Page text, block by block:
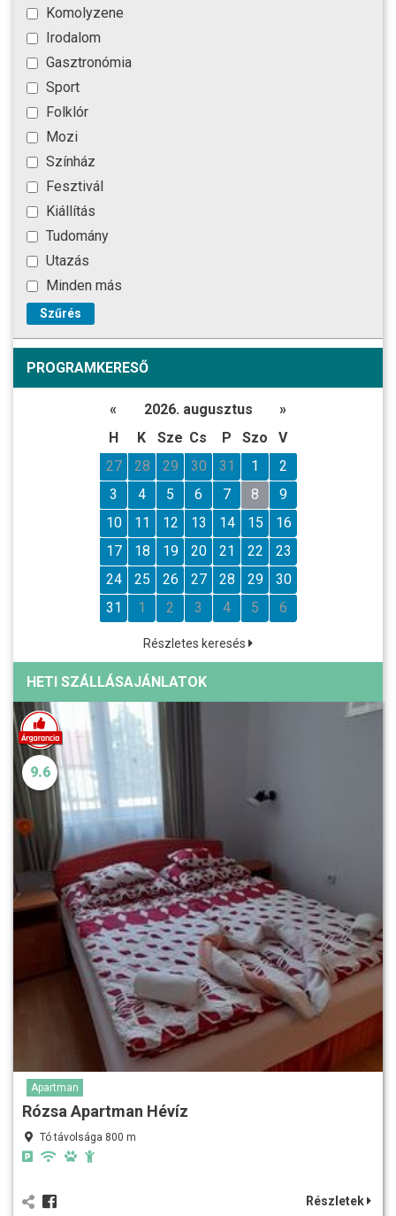
Komolyzene
Irodalom
Gasztronómia
Sport
Folklór
Mozi
Színház
Fesztivál
Kiállítás
Tudomány
Utazás
Minden más
Szűrés
PROGRAMKERESŐ
« 2026. augusztus
»
H
K Sze Cs P Szo
V
27
28 29 30 31 1
2
3
4 5 6 7 8
9
10
11 12 13 14 15
16
17
18 19 20 21 22
23
24
25 26 27 28 29
30
31
1 2 3 4 5 6
Részletes keresés
HETI SZÁLLÁSAJÁNLATOK
9.6
Apartman
Rózsa Apartman Hévíz
Tó távolsága 800 m
Részletek